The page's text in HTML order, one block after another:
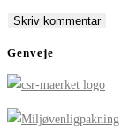
totoURL
Genveje